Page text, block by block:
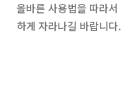
올바른 사용법을 따라
하게 자라나길 바랍니